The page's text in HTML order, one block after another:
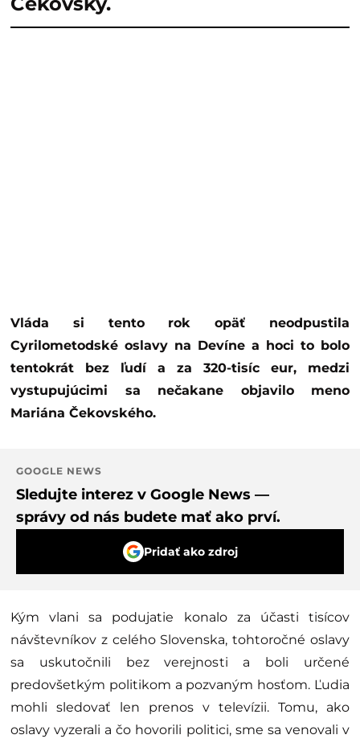
Vláda si tento rok opäť neodpustila
Cyrilometodské oslavy na Devíne a hoci to bolo
tentokrát bez ľudí a za 320-tisíc eur, medzi
vystupujúcimi sa nečakane objavilo meno
Mariána Čekovského.
GOOGLE NEWS
Sledujte interez v Google News —
správy od nás budete mať ako prví.
Pridať ako zdroj
Kým vlani sa podujatie konalo za účasti tisícov
návštevníkov z celého Slovenska, tohtoročné oslavy
sa uskutočnili bez verejnosti a boli určené
predovšetkým politikom a pozvaným hosťom. Ľudia
mohli sledovať len prenos v televízii. Tomu, ako
oslavy vyzerali a čo hovorili politici, sme sa venovali v